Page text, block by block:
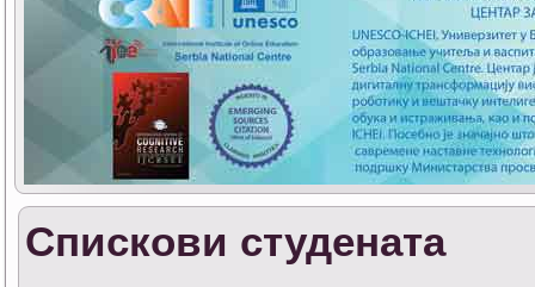
Спискови студената